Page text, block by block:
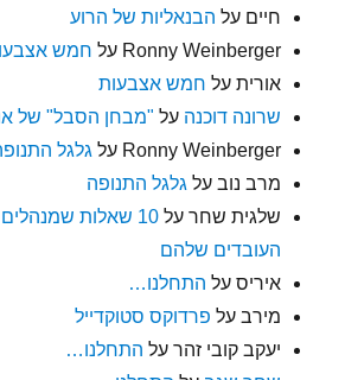
חיים על הבנאליות של הרוע
Ronny Weinberger על חמש
אורית על חמש אצבעות
שרונה דוכנה על "מבחן הסבל" של
Ronny Weinberger על גלגל
מרב נוב על גלגל התנופה
שלגית שחר על
10 שאלות
העובדים שלהם
איריס על התחלנו…
מירב על פרדוקס סטוקדייל
יעקב קובי זהר על התחלנו…